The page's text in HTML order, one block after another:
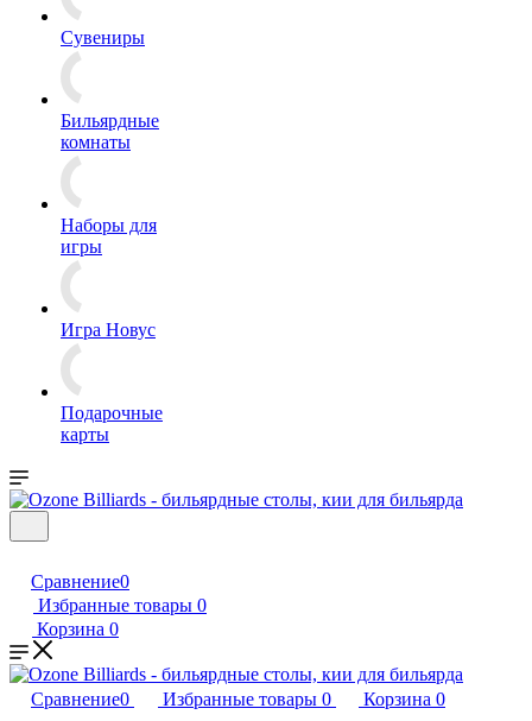
Сувениры
Бильярдные
комнаты
Наборы для
игры
Игра Новус
Подарочные
карты
Сравнение0
Избранные товары 0
Корзина 0
Сравнение0 Избранные товары 0 Корзина 0